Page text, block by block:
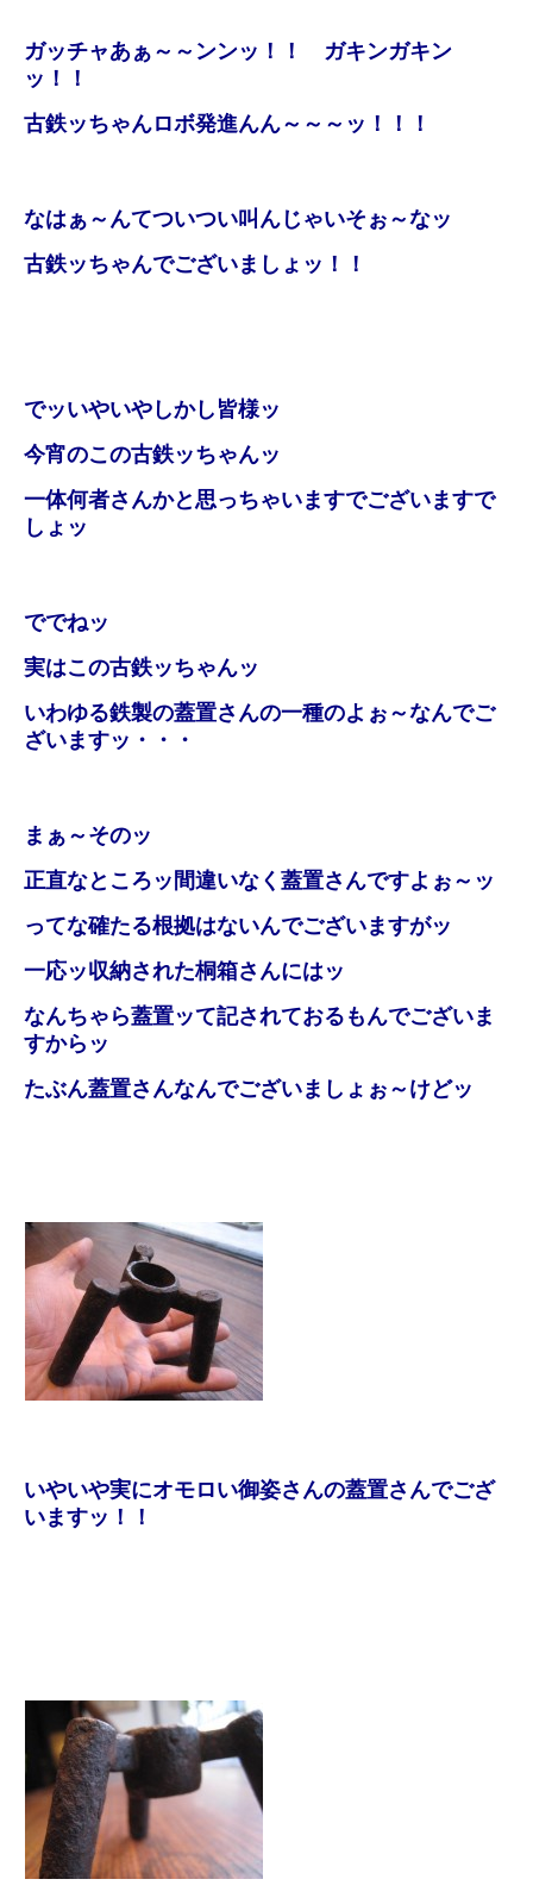
ガッチャあぁ～～ンンッ！！ ガキンガキン
ッ！！
古鉄ッちゃんロボ発進んん～～～ッ！！！
なはぁ～んてついつい叫んじゃいそぉ～なッ
古鉄ッちゃんでございましょッ！！
でッいやいやしかし皆様ッ
今宵のこの古鉄ッちゃんッ
一体何者さんかと思っちゃいますでございますで
しょッ
ででねッ
実はこの古鉄ッちゃんッ
いわゆる鉄製の蓋置さんの一種のよぉ～なんでご
ざいますッ・・・
まぁ～そのッ
正直なところッ間違いなく蓋置さんですよぉ～ッ
ってな確たる根拠はないんでございますがッ
一応ッ収納された桐箱さんにはッ
なんちゃら蓋置ッて記されておるもんでございま
すからッ
たぶん蓋置さんなんでございましょぉ～けどッ
いやいや実にオモロい御姿さんの蓋置さんでござ
いますッ！！